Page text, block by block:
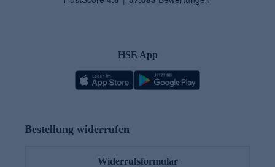
HSE App
Bestellung widerrufen
Widerrufsformular